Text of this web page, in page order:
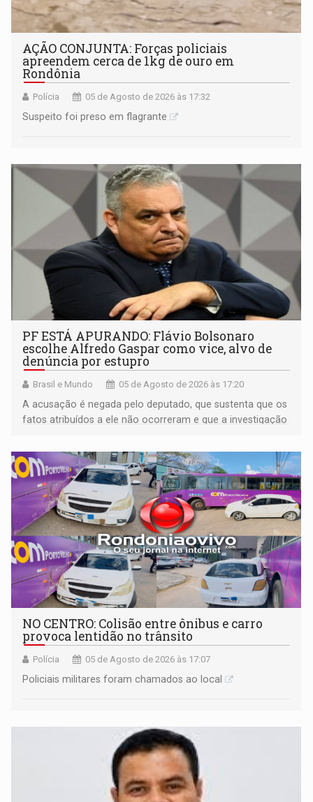
AÇÃO CONJUNTA: Forças policiais
apreendem cerca de 1kg de ouro em
Rondônia
Polícia 05 de Agosto de 2026 às 17:32
Suspeito foi preso em flagrante
PF ESTÁ APURANDO: Flávio Bolsonaro
escolhe Alfredo Gaspar como vice, alvo de
denúncia por estupro
Brasil e Mundo 05 de Agosto de 2026 às 17:20
A acusação é negada pelo deputado, que sustenta que os
fatos atribuídos a ele não ocorreram e que a investigação
NO CENTRO: Colisão entre ônibus e carro
provoca lentidão no trânsito
Polícia 05 de Agosto de 2026 às 17:07
Policiais militares foram chamados ao local